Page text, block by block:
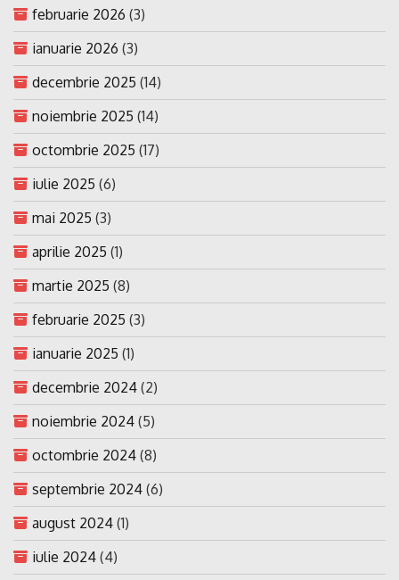
februarie 2026 (3)
ianuarie 2026 (3)
decembrie 2025 (14)
noiembrie 2025 (14)
octombrie 2025 (17)
iulie 2025 (6)
mai 2025 (3)
aprilie 2025 (1)
martie 2025 (8)
februarie 2025 (3)
ianuarie 2025 (1)
decembrie 2024 (2)
noiembrie 2024 (5)
octombrie 2024 (8)
septembrie 2024 (6)
august 2024 (1)
iulie 2024 (4)